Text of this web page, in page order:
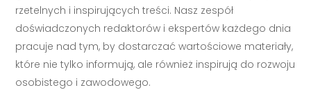
rzetelnych i inspirujących treści. Nasz zespół
doświadczonych redaktorów i ekspertów każdego dnia
pracuje nad tym, by dostarczać wartościowe materiały,
które nie tylko informują, ale również inspirują do rozwoju
osobistego i zawodowego.